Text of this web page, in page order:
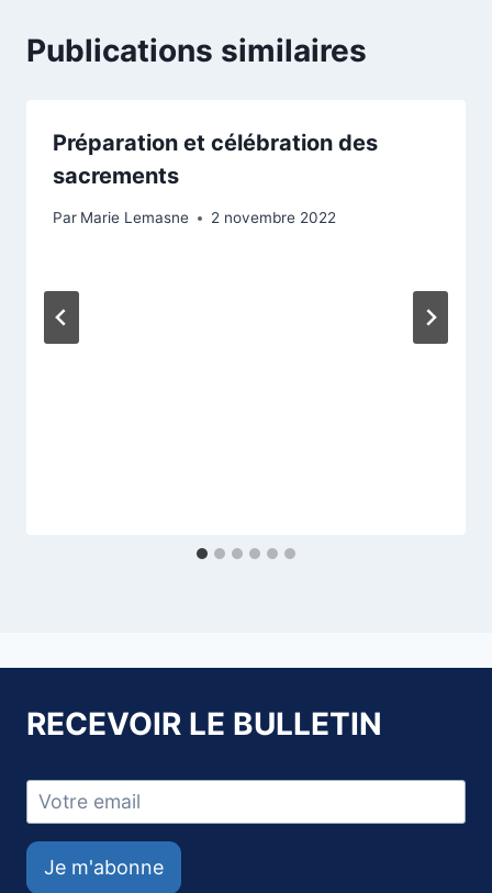
Publications similaires
Préparation et célébration des
sacrements
Par Marie Lemasne 2 novembre 2022
RECEVOIR LE BULLETIN
Je m'abonne